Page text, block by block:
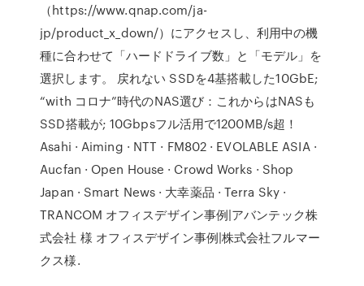
（https://www.qnap.com/ja-
jp/product_x_down/）にアクセスし、利用中の機
種に合わせて「ハードドライブ数」と「モデル」を
選択します。 戻れない SSDを4基搭載した10GbE;
“with コロナ”時代のNAS選び：これからはNASも
SSD搭載が; 10Gbpsフル活用で1200MB/s超！
Asahi · Aiming · NTT · FM802 · EVOLABLE ASIA ·
Aucfan · Open House · Crowd Works · Shop
Japan · Smart News · 大幸薬品 · Terra Sky ·
TRANCOM オフィスデザイン事例|アバンテック株
式会社 様 オフィスデザイン事例|株式会社フルマー
クス様.